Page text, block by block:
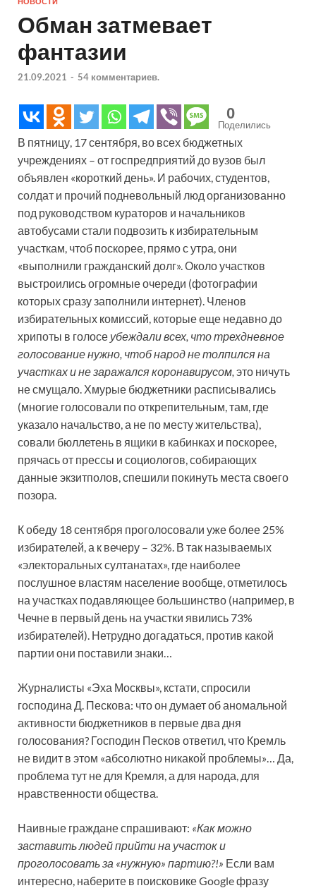
Обман затмевает
фантазии
21.09.2021 - 54 комментариев.
0
Поделились
В пятницу, 17 сентября, во всех бюджетных
учреждениях – от госпредприятий до вузов был
объявлен «короткий день». И рабочих, студентов,
солдат и прочий подневольный люд организованно
под руководством кураторов и начальников
автобусами стали подвозить к избирательным
участкам, чтоб поскорее, прямо с утра, они
«выполнили гражданский долг». Около участков
выстроились огромные очереди (фотографии
которых сразу заполнили интернет). Членов
избирательных комиссий, которые еще недавно до
хрипоты в голосе убеждали всех, что трехдневное
голосование нужно, чтоб народ не толпился на
участках и не заражался коронавирусом, это ничуть
не смущало. Хмурые бюджетники расписывались
(многие голосовали по открепительным, там, где
указало начальство, а не по месту жительства),
совали бюллетень в ящики в кабинках и поскорее,
прячась от прессы и социологов, собирающих
данные экзитполов, спешили покинуть места своего
позора.
К обеду 18 сентября проголосовали уже более 25%
избирателей, а к вечеру – 32%. В так называемых
«электоральных султанатах», где наиболее
послушное властям население вообще, отметилось
на участках подавляющее большинство (например, в
Чечне в первый день на участки явились 73%
избирателей). Нетрудно догадаться, против какой
партии они поставили знаки…
Журналисты «Эха Москвы», кстати, спросили
господина Д. Пескова: что он думает об аномальной
активности бюджетников в первые два дня
голосования? Господин Песков ответил, что Кремль
не видит в этом «абсолютно никакой проблемы»… Да,
проблема тут не для Кремля, а для народа, для
нравственности общества.
Наивные граждане спрашивают: «Как можно
заставить людей прийти на участок и
проголосовать за «нужную» партию?!» Если вам
интересно, наберите в поисковике Google фразу